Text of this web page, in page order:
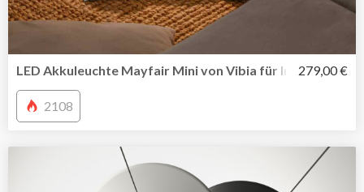
LED Akkuleuchte Mayfair Mini von Vibia für In-Outdoor
279,00 €
2108